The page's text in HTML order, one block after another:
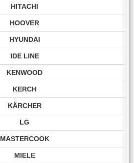
HITACHI
HOOVER
HYUNDAI
IDE LINE
KENWOOD
KERCH
KÄRCHER
LG
MASTERCOOK
MIELE